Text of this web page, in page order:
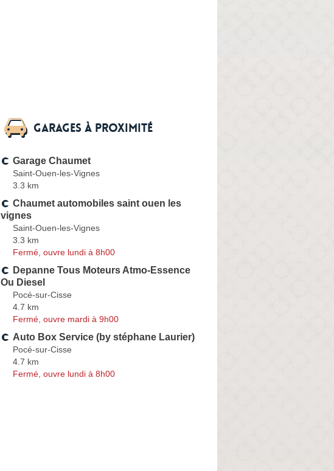
Garages à proximité
Garage Chaumet
Saint-Ouen-les-Vignes
3.3 km
Chaumet automobiles saint ouen les
vignes
Saint-Ouen-les-Vignes
3.3 km
Fermé, ouvre lundi à 8h00
Depanne Tous Moteurs Atmo-Essence
Ou Diesel
Pocé-sur-Cisse
4.7 km
Fermé, ouvre mardi à 9h00
Auto Box Service (by stéphane Laurier)
Pocé-sur-Cisse
4.7 km
Fermé, ouvre lundi à 8h00